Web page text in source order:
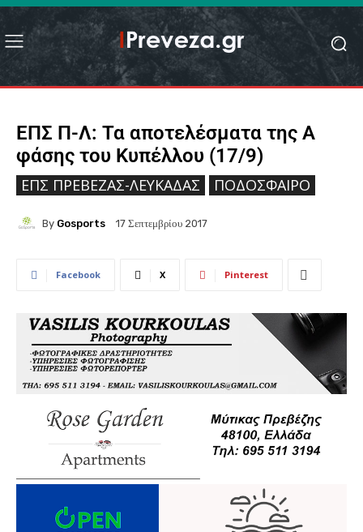
ΕΠΣ Π-Λ: Τα αποτελέσματα της Α
φάσης του Κυπέλλου (17/9)
ΕΠΣ ΠΡΈΒΕΖΑΣ-ΛΕΥΚΆΔΑΣ ΠΟΔΌΣΦΑΙΡΟ
By Gosports 17 Σεπτεμβρίου 2017
Facebook X Pinterest